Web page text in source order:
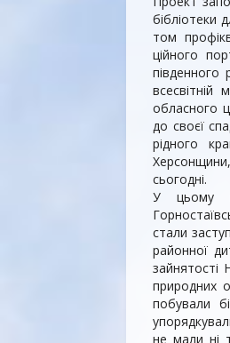
бібліотеки
том
ційного
південного
всесвітній
обласного
до своєї
рідного
сьогодні.
У цьому
стали
районної
зайнятості
природних
побували
не мали ні